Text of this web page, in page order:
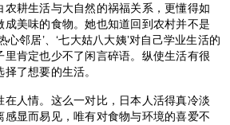
农耕生活与大自然的祸福关系，更懂得如
成美味的食物。她也知道回到农村并不是
心邻居’、‘七大姑八大姨’对自己学业生活的
里肯定也少不了闲言碎语。纵使生活有很
了想要的生活。
在人情。这么一对比，日本人活得真冷淡
感显而易见，唯有对食物与环境的喜爱不